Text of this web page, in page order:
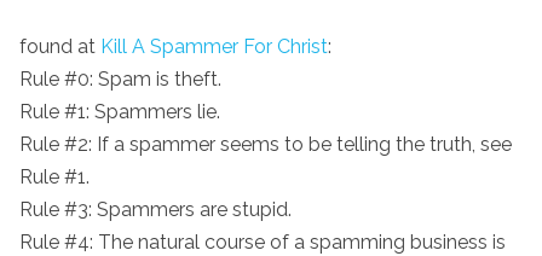
found at Kill A Spammer For Christ:
Rule #0: Spam is theft.
Rule #1: Spammers lie.
Rule #2: If a spammer seems to be telling the truth, see
Rule #1.
Rule #3: Spammers are stupid.
Rule #4: The natural course of a spamming business is